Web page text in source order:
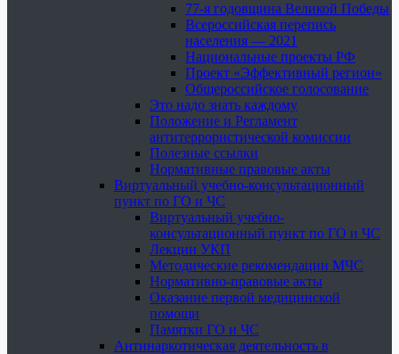
77-я годовщина Великой Победы
Всероссийская перепись
населения — 2021
Национальные проекты РФ
Проект «Эффективный регион»
Общероссийское голосование
Это надо знать каждому
Положение и Регламент
антитеррористической комиссии
Полезные ссылки
Нормативные правовые акты
Виртуальный учебно-консультационный
пункт по ГО и ЧС
Виртуальный учебно-
консультационный пункт по ГО и ЧС
Лекции УКП
Методические рекомендации МЧС
Нормативно-правовые акты
Оказание первой медицинской
помощи
Памятки ГО и ЧС
Антинаркотическая деятельность в